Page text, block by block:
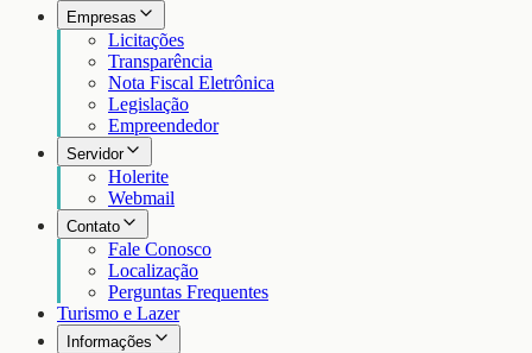
Empresas
Licitações
Transparência
Nota Fiscal Eletrônica
Legislação
Empreendedor
Servidor
Holerite
Webmail
Contato
Fale Conosco
Localização
Perguntas Frequentes
Turismo e Lazer
Informações